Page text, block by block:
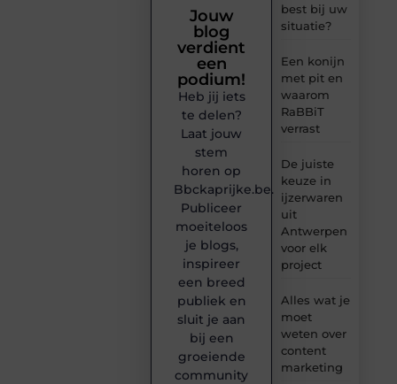
best bij uw
situatie?
Een konijn
met pit en
waarom
RaBBiT
verrast
De juiste
keuze in
ijzerwaren
uit
Antwerpen
voor elk
project
Alles wat je
moet
weten over
content
marketing
Jouw
blog
verdient
een
podium!
Heb jij iets
te delen?
Laat jouw
stem
horen op
Bbckaprijke.be.
Publiceer
moeiteloos
je blogs,
inspireer
een breed
publiek en
sluit je aan
bij een
groeiende
community